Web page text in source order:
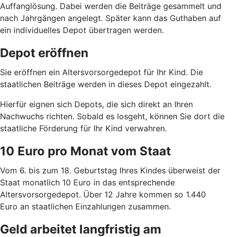
Auffanglösung. Dabei werden die Beiträge gesammelt und
nach Jahrgängen angelegt. Später kann das Guthaben auf
ein individuelles Depot übertragen werden.
Depot eröffnen
Sie eröffnen ein Altersvorsorgedepot für Ihr Kind. Die
staatlichen Beiträge werden in dieses Depot eingezahlt.
Hierfür eignen sich Depots, die sich direkt an Ihren
Nachwuchs richten. Sobald es losgeht, können Sie dort die
staatliche Förderung für Ihr Kind verwahren.
10 Euro pro Monat vom Staat
Vom 6. bis zum 18. Geburtstag Ihres Kindes überweist der
Staat monatlich 10 Euro in das entsprechende
Altersvorsorgedepot. Über 12 Jahre kommen so 1.440
Euro an staatlichen Einzahlungen zusammen.
Geld arbeitet langfristig am